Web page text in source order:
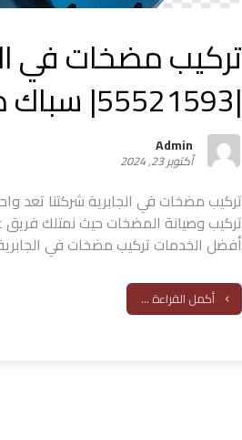
تركيب مضخات في
|55521593| سباك صحي
Admin
أكتوبر 23, 2024
تركيب مضخات في الجابرية شركتنا تعد
تركيب وصيانة المضخات حيث نمتلك فريق
أفضل الخدمات تركيب مضخات في
أكمل القراءة ...